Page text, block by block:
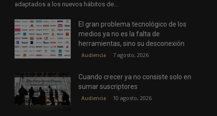
adaptados a los nuevos hábitos de...
El gran problema tecnológico de los
medios ya no es la falta de
herramientas, sino su desconexión
Audiencia 7 agosto, 2026
Cuando crecer ya no consiste solo en
sumar suscriptores
Audiencia 10 agosto, 2026